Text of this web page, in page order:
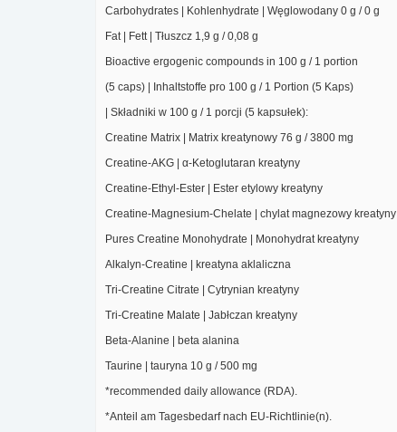
Carbohydrates | Kohlenhydrate | Węglowodany 0 g / 0 g
Fat | Fett | Tłuszcz 1,9 g / 0,08 g
Bioactive ergogenic compounds in 100 g / 1 portion
(5 caps) | Inhaltstoffe pro 100 g / 1 Portion (5 Kaps)
| Składniki w 100 g / 1 porcji (5 kapsułek):
Creatine Matrix | Matrix kreatynowy 76 g / 3800 mg
Creatine-AKG | α-Ketoglutaran kreatyny
Creatine-Ethyl-Ester | Ester etylowy kreatyny
Creatine-Magnesium-Chelate | chylat magnezowy kreatyny
Pures Creatine Monohydrate | Monohydrat kreatyny
Alkalyn-Creatine | kreatyna aklaliczna
Tri-Creatine Citrate | Cytrynian kreatyny
Tri-Creatine Malate | Jabłczan kreatyny
Beta-Alanine | beta alanina
Taurine | tauryna 10 g / 500 mg
*recommended daily allowance (RDA).
*Anteil am Tagesbedarf nach EU-Richtlinie(n).